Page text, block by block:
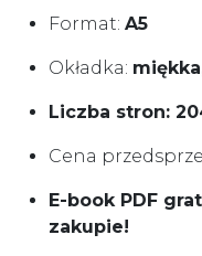
Format: A5
Okładka:
Liczba stron:
Cena
E-book PDF
zakupie!